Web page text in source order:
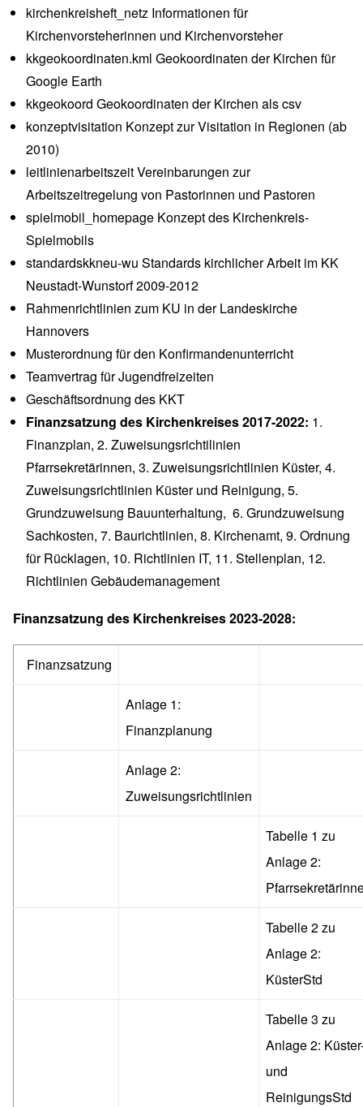
kirchenkreisheft_netz Informationen für
Kirchenvorsteherinnen und Kirchenvorsteher
kkgeokoordinaten.kml Geokoordinaten der Kirchen für
Google Earth
kkgeokoord Geokoordinaten der Kirchen als csv
konzeptvisitation Konzept zur Visitation in Regionen (ab
2010)
leitlinienarbeitszeitVereinbarungen zur
Arbeitszeitregelung von Pastorinnen und Pastoren
spielmobil_homepage Konzept des Kirchenkreis-
Spielmobils
standardskkneu-wu Standards kirchlicher Arbeit im KK
Neustadt-Wunstorf 2009-2012
Rahmenrichtlinien zum KU in der Landeskirche
Hannovers
Musterordnung für den Konfirmandenunterricht
Teamvertrag für Jugendfreizeiten
Geschäftsordnung des KKT
Finanzsatzung des Kirchenkreises 2017-2022: 1.
Finanzplan, 2. Zuweisungsrichtilinien
Pfarrsekretärinnen, 3. Zuweisungsrichtlinien Küster, 4.
Zuweisungsrichtlinien Küster und Reinigung, 5.
Grundzuweisung Bauunterhaltung, 6. Grundzuweisung
Sachkosten, 7. Baurichtlinien, 8. Kirchenamt, 9. Ordnung
für Rücklagen, 10. Richtlinien IT, 11. Stellenplan, 12.
Richtlinien Gebäudemanagement
Finanzsatzung des Kirchenkreises 2023-2028:
Finanzsatzung
Anlage 1:
Finanzplanung
Anlage 2:
Zuweisungsrichtlinien
Tabelle 1 zu
Anlage 2:
Tabelle 2 zu
Anlage 2:
KüsterStd
Tabelle 3 zu
Anlage 2:
und
ReinigungsStd